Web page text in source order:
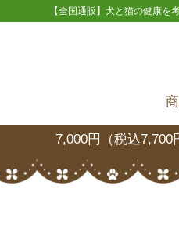
【全国通販】犬と猫の健康
7,000円（税込